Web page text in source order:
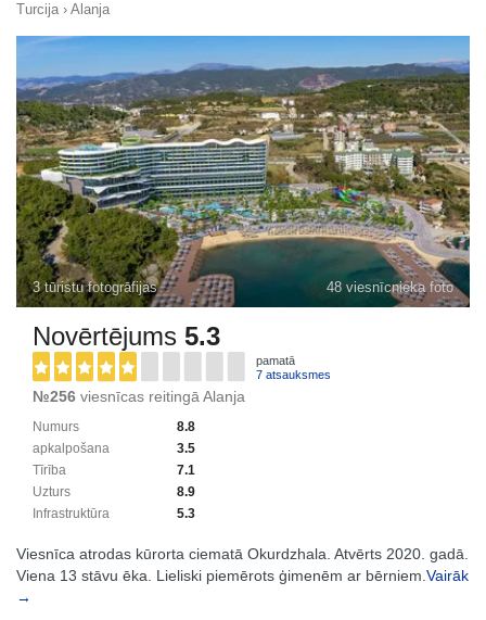
Turcija › Alanja
3 tūristu fotogrāfijas 48 viesnīcnieka foto
Novērtējums 5.3
pamatā
7 atsauksmes
№256 viesnīcas reitingā Alanja
8.8
Numurs
3.5
apkalpošana
7.1
Tīrība
8.9
Uzturs
5.3
Infrastruktūra
Viesnīca atrodas kūrorta ciematā Okurdzhala. Atvērts 2020. gadā.
Viena 13 stāvu ēka. Lieliski piemērots ģimenēm ar bērniem. Vairāk
→